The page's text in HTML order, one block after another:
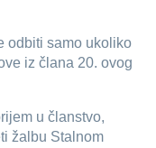
odbiti samo ukoliko
iz člana 20. ovog
u članstvo,
žalbu Stalnom